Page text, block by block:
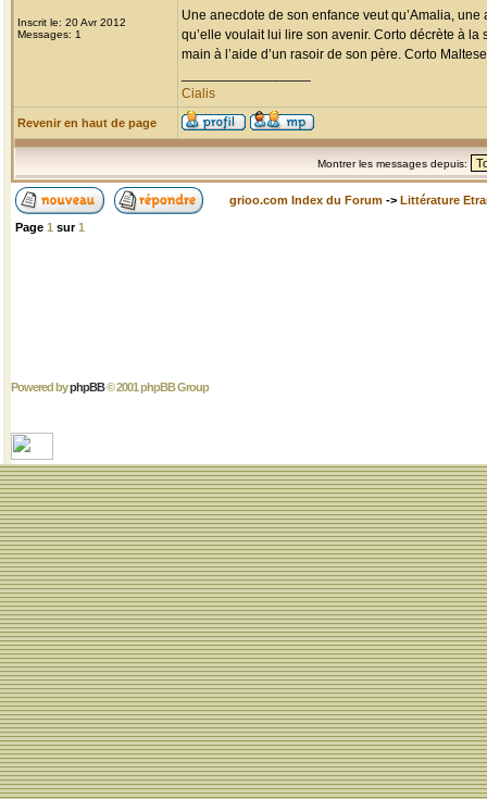
Inscrit le: 20 Avr 2012
Messages: 1
Une anecdote de son enfance veut qu’Amalia,
qu’elle voulait lui lire son avenir. Corto décrète à
main à l’aide d’un rasoir de son père. Corto
Cialis
Revenir en haut de page
Montrer les messages depuis:
grioo.com Index du Forum -> Littérature
Page 1 sur1
Powered byphpBB© 2001 phpBB Group